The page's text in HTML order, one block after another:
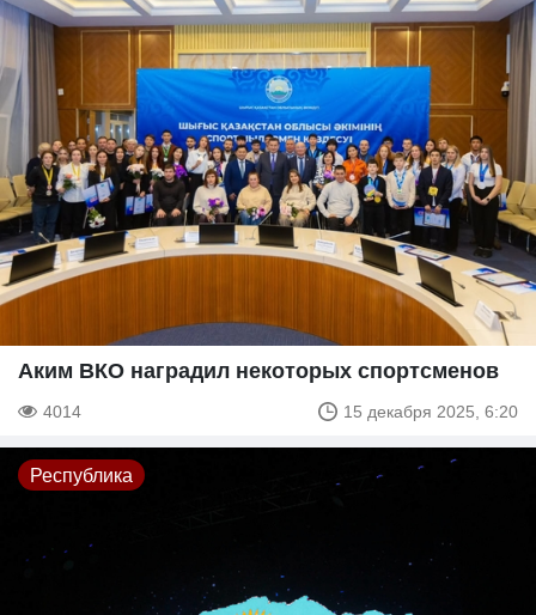
Аким ВКО наградил некоторых спортсменов
4014 15 декабря 2025, 6:20
Республика